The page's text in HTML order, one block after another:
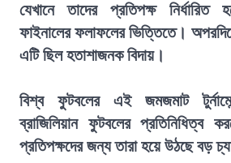
যেখানে তাদের প্রতিপক্ষ নির্ধারিত
ফাইনালের ফলাফলের ভিত্তিতে।
এটি ছিল হতাশাজনক বিদায়।
বিশ্ব ফুটবলের এই জমজমাট
ব্রাজিলিয়ান ফুটবলের প্রতিনিধিত্ব
প্রতিপক্ষদের জন্য তারা হয়ে উঠছে বড়